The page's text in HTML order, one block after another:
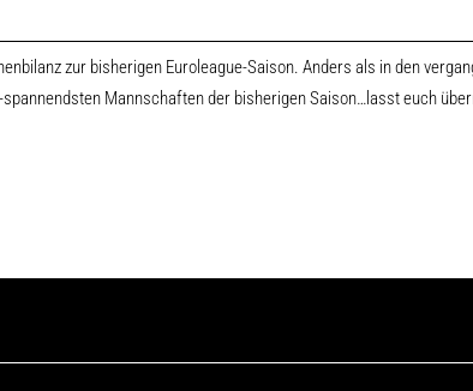
zur bisherigen Euroleague-Saison. Anders als in den
Mannschaften der bisherigen Saison…lasst euch